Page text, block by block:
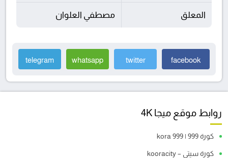
المعلق مصطفي العلوان
facebook
twitter
whatsapp
telegram
روابط موقع ميجا 4K
كورة 999 | kora 999
كورة سيتي – kooracity